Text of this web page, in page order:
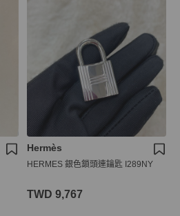
Hermès
HERMES 銀色鎖頭連鑰匙 I289NY
TWD 9,767